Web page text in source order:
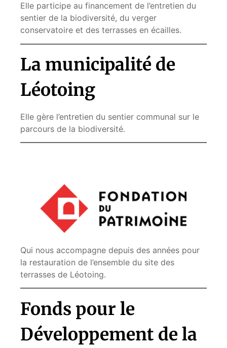
Elle participe au financement de l’entretien du
sentier de la biodiversité, du verger
conservatoire et des terrasses en écailles.
La municipalité de
Léotoing
Elle gère l’entretien du sentier communal sur le
parcours de la biodiversité.
Qui nous accompagne depuis des années pour
la restauration de l’ensemble du site des
terrasses de Léotoing.
Fonds pour le
Développement de la